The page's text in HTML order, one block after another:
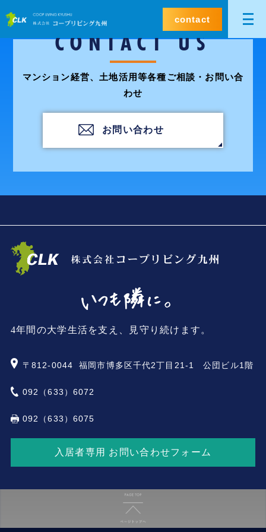
contact
CONTACT US
マンション経営、土地活用等各種ご相談・お問い合
わせ
お問い合わせ
4年間の大学生活を支え、見守り続けます。
〒812-0044 福岡市博多区千代2丁目21-1 公団ビル1階
092（633）6072
092（633）6075
入居者専用 お問い合わせフォーム